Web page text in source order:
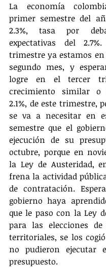
La economía
primer semestre del
2.3%, tasa por
expectativas del
trimestre ya estamos
segundo mes, y
logre en el tercer
crecimiento similar o
2.1%, de este trimestre,
se va a necesitar en
semestre que el
ejecución de su
octubre, porque en
la Ley de Austeridad,
frena la actividad
de contratación.
gobierno haya
que le paso con la Ley
para las elecciones de
territoriales, se los
no pudieron ejecutar
presupuesto.